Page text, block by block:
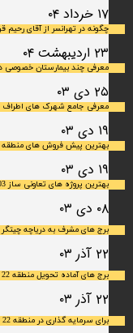
۱۷ خرداد ۰۴
چگونه در تهرانسر از آقای رحیم
۲۳ اردیبهشت ۰۴
معرفی چند بیمارستان خصوصی
۲۵ دی ۰۳
معرفی جامع شهرک‌ های اطراف
۱۹ دی ۰۳
بهترین پیش فروش های منطقه 22 برای سال
۱۹ دی ۰۳
بهترین پروژه های تعاونی ساز 1403 در منطقه 22 کدامند؟
۰۸ دی ۰۳
برج های مشرف به دریاچه چیتگر
۲۲ آذر ۰۳
برج های آماده تحویل منطقه 22 (سال 1403)
۲۲ آذر ۰۳
برای سرمایه‌ گذاری در منطقه 22 چقدر سرمایه لازم است؟